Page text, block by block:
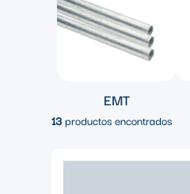
EMT
13productos encontrados